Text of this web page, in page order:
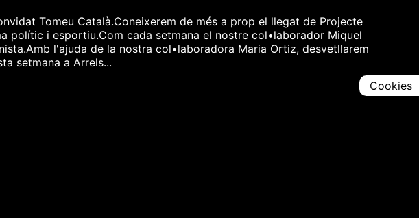
Tomeu Català.Coneixerem de més a prop el llegat de Projecte
polític i esportiu.Com cada setmana el nostre col•laborador Miquel
l'ajuda de la nostra col•laboradora Maria Ortiz, desvetllarem
setmana a Arrels...
Cookies